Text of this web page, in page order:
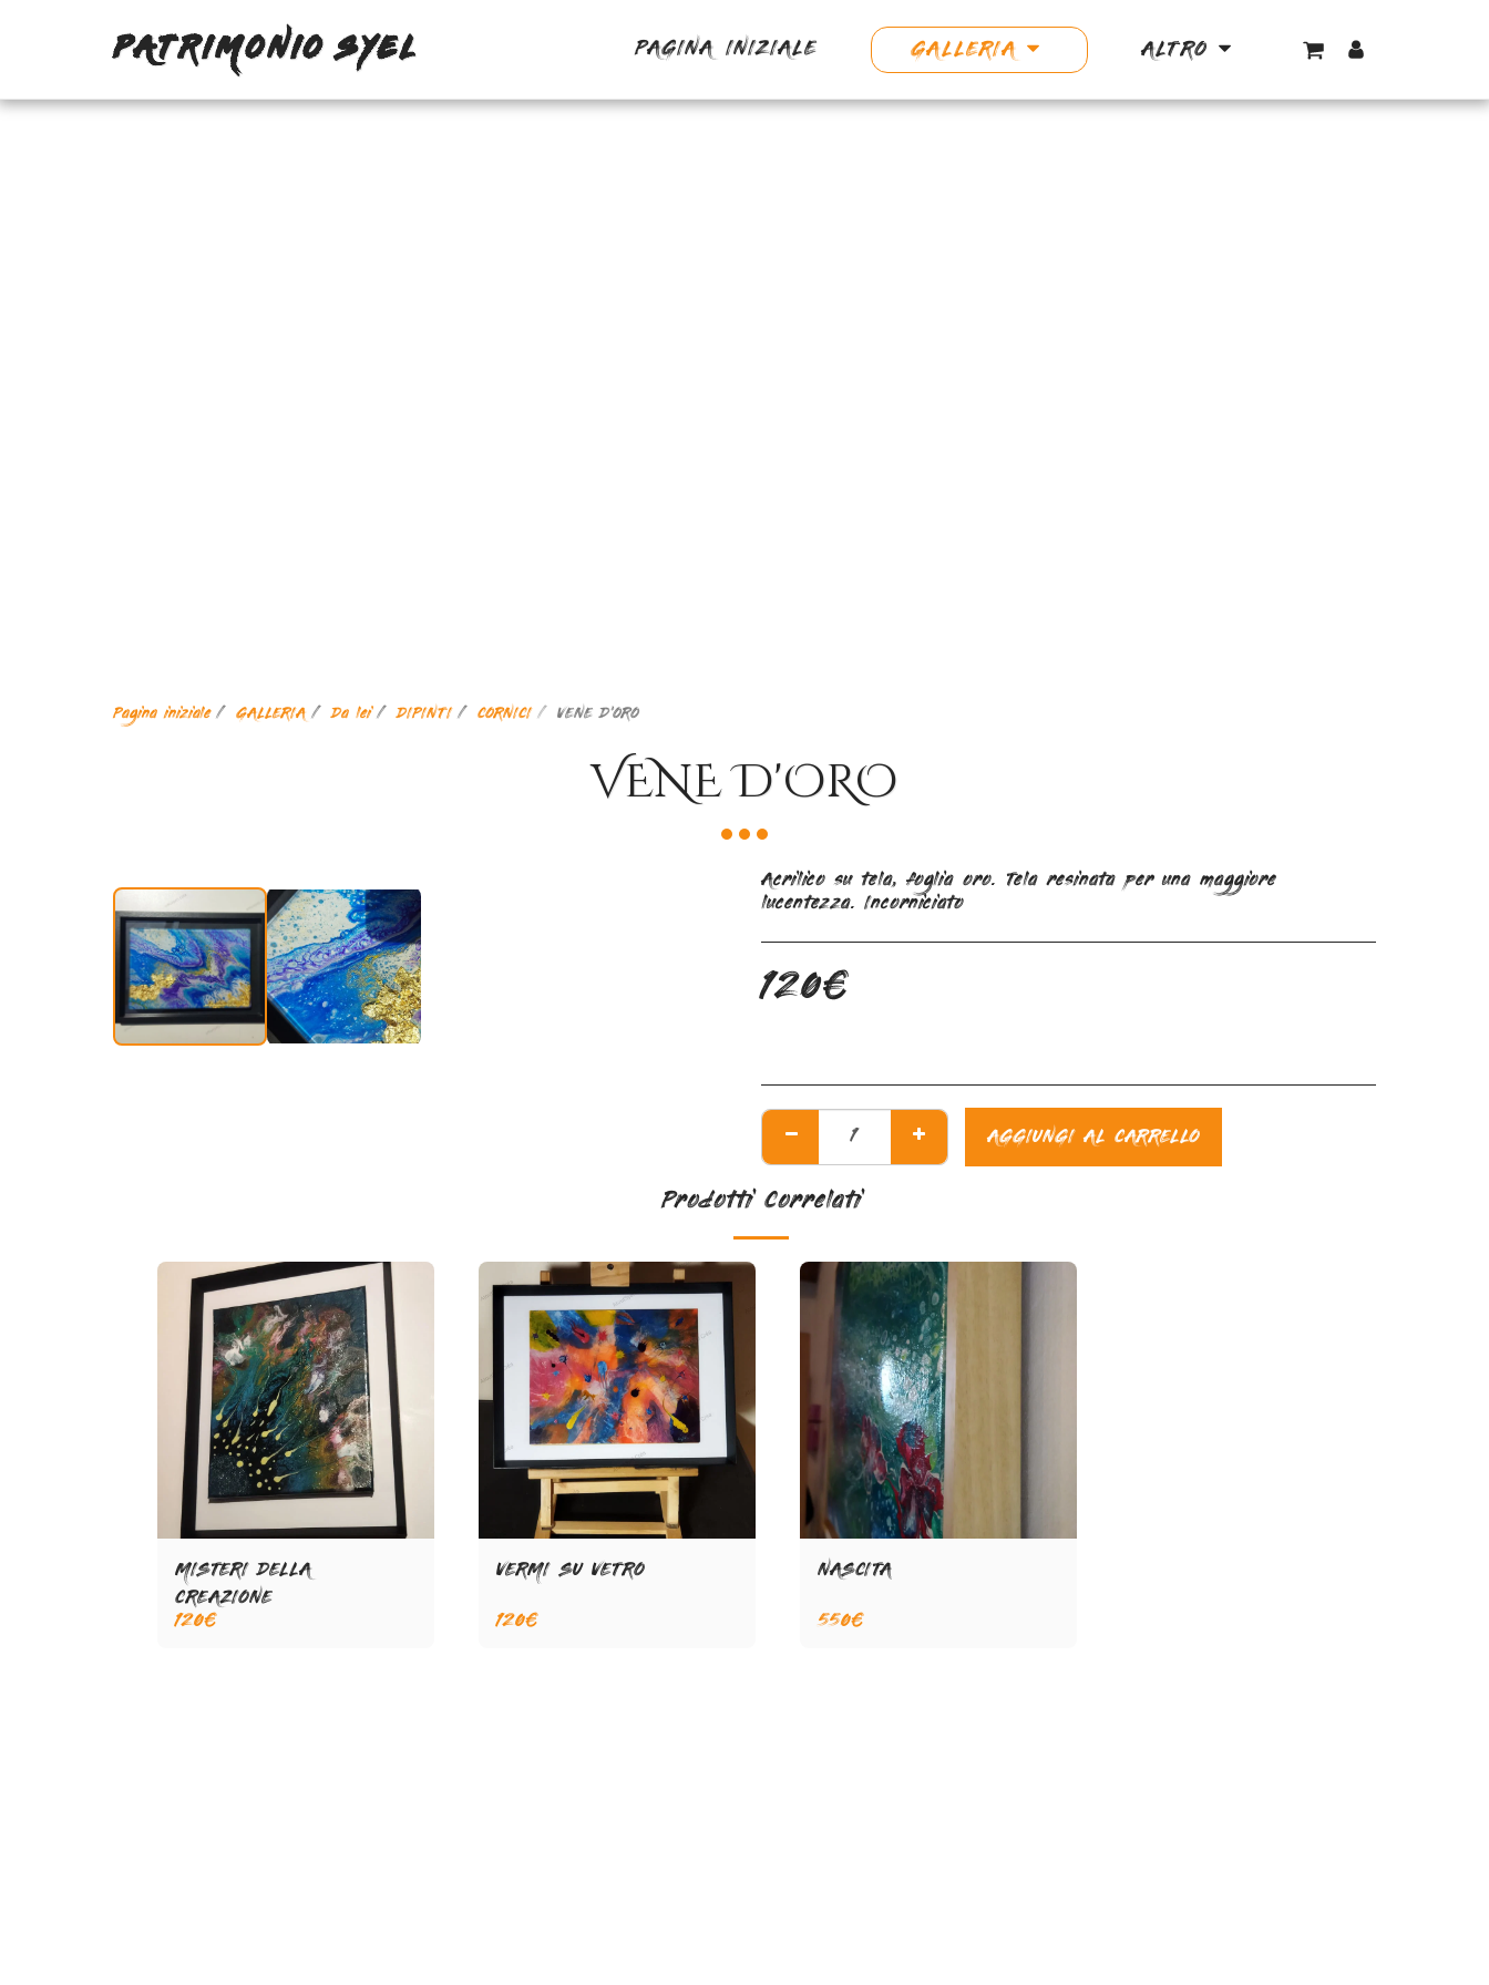
PATRIMONIO SYEL PAGINA INIZIALE GALLERIA ALTRO
Pagina iniziale GALLERIA Da lei DIPINTI CORNICI VENE D'ORO
VENE D'ORO
Incorniciato
Acrilico su tela, foglia oro. Tela resinata per una maggiore
lucentezza. Incorniciato
120€
AGGIUNGI AL CARRELLO
Prodotti Correlati
MISTERI DELLA
CREAZIONE
120€
VERMI SU VETRO
120€
NASCITA
550€